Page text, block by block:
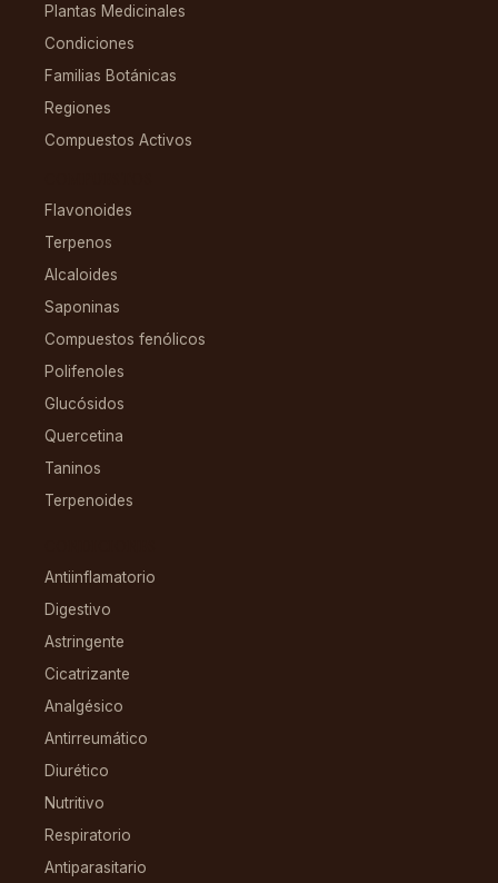
Plantas Medicinales
Condiciones
Familias Botánicas
Regiones
Compuestos Activos
Flavonoides
Terpenos
Alcaloides
Saponinas
Compuestos fenólicos
Polifenoles
Glucósidos
Quercetina
Taninos
Terpenoides
Antiinflamatorio
Digestivo
Astringente
Cicatrizante
Analgésico
Antirreumático
Diurético
Nutritivo
Respiratorio
Antiparasitario